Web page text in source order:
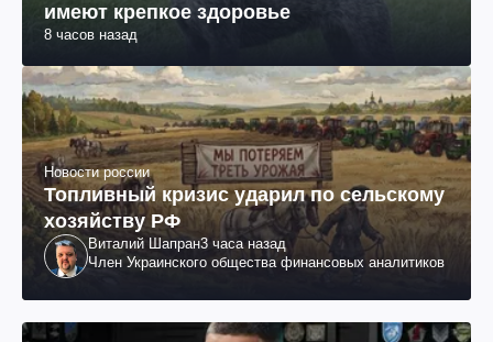
имеют крепкое здоровье
8 часов назад
Новости россии
Топливный кризис ударил по сельскому
хозяйству РФ
Виталий Шапран3 часа назад
Член Украинского общества финансовых аналитиков